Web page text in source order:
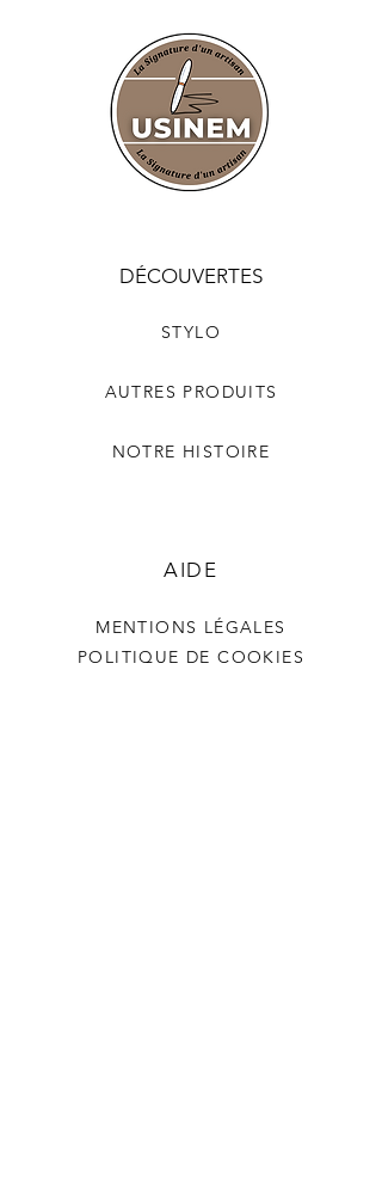
DÉCOUVERTES
STYLO
AUTRES PRODUITS
NOTRE HISTOIRE
AIDE
MENTIONS LÉGALES
POLITIQUE DE COOKIES